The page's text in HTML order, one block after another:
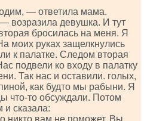
— ответила мама.
возразила девушка. И тут
бросилась на меня. Я
моих руках защелкнулись
к палатке. Следом вторая
подвели ко входу в палатку
Так нас и оставили. голых,
как будто мы рабыни. Я
что-то обсуждали. Потом
и сказала:
никто вам не поможет. Вы